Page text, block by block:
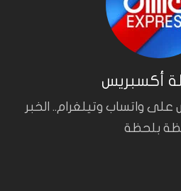
أكسبريس
واتساب وتيلغرام.. الخبر
بلحظة